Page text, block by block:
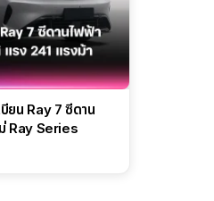
ยน Ray 7 ซีดาน
Ray Series